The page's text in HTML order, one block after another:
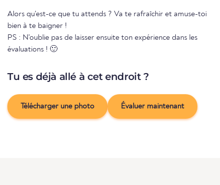
Alors qu'est-ce que tu attends ? Va te rafraîchir et amuse-toi
bien à te baigner !
PS : N'oublie pas de laisser ensuite ton expérience dans les
évaluations ! 🙂
Tu es déjà allé à cet endroit ?
Télécharger une photo Évaluer maintenant